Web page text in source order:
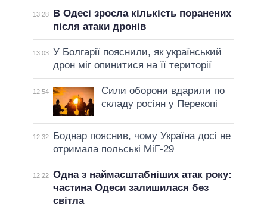
13:28
В Одесі зросла кількість поранених
після атаки дронів
13:03 У Болгарії пояснили, як український
дрон міг опинитися на її території
12:54
Сили оборони вдарили по
складу росіян у Перекопі
12:32
Боднар пояснив, чому Україна досі не
отримала польські МіГ-29
12:22 Одна з наймасштабніших атак року:
частина Одеси залишилася без
світла